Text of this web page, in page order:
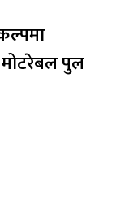
मोटरेबल पुल